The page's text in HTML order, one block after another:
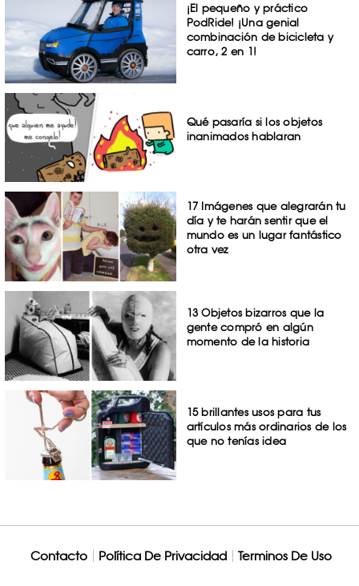
¡El pequeño y práctico
PodRide! ¡Una genial
combinación de bicicleta y
carro, 2 en 1!
Qué pasaría si los objetos
inanimados hablaran
17 Imágenes que alegrarán tu
día y te harán sentir que el
mundo es un lugar fantástico
otra vez
13 Objetos bizarros que la
gente compró en algún
momento de la historia
15 brillantes usos para tus
artículos más ordinarios de los
que no tenías idea
Contacto Política De Privacidad Terminos De Uso